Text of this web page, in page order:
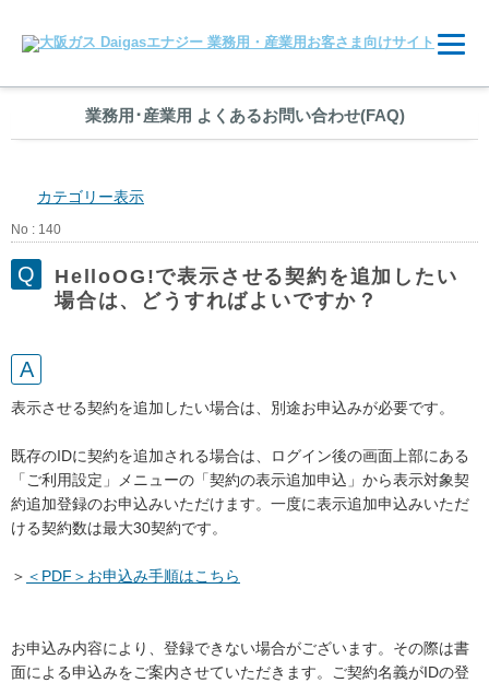
業務用 ･産業用 よくあるお問い合わせ(FAQ)
カテゴリー表示
No : 140
HelloOG!で表示させる契約を追加したい
場合は、どうすればよいですか？
表示させる契約を追加したい場合は、別途お申込みが必要です。
既存のIDに契約を追加される場合は、ログイン後の画面上部にある
「ご利用設定」メニューの「契約の表示追加申込」から表示対象契
約追加登録のお申込みいただけます。一度に表示追加申込みいただ
ける契約数は最大30契約です。
＞ ＜PDF＞お申込み手順はこちら
お申込み内容により、登録できない場合がございます。その際は書
面による申込みをご案内させていただきます。ご契約名義がIDの登